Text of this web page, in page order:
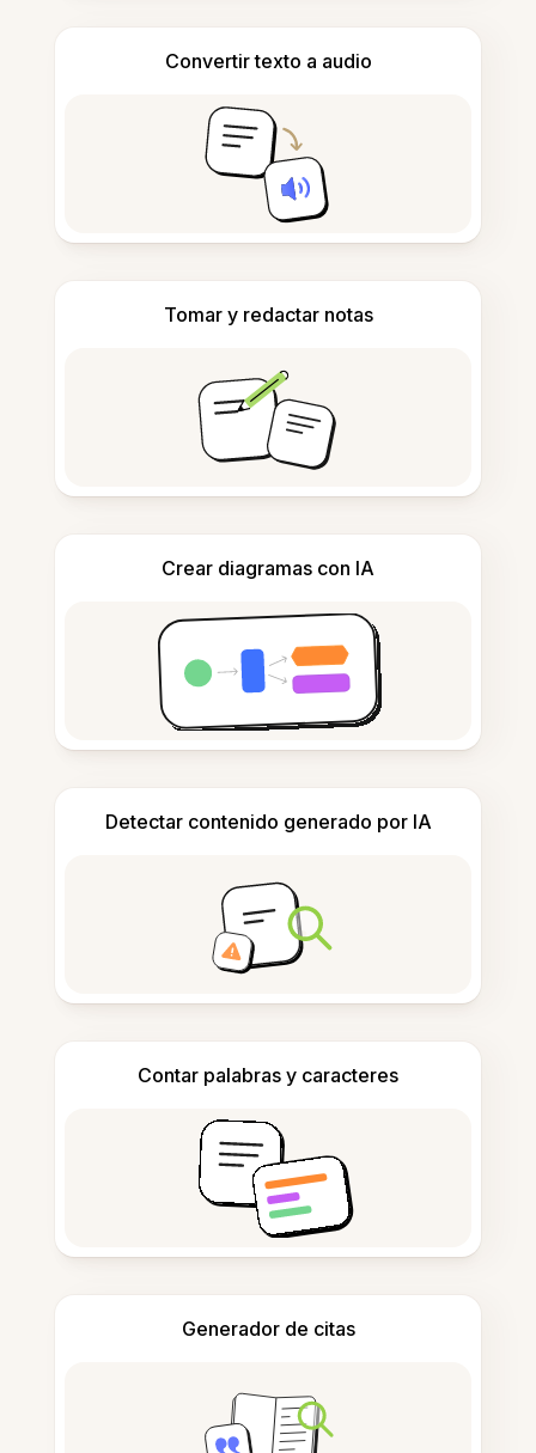
Convertir texto a audio
Tomar y redactar notas
Crear diagramas con IA
Detectar contenido generado por IA
Contar palabras y caracteres
Generador de citas